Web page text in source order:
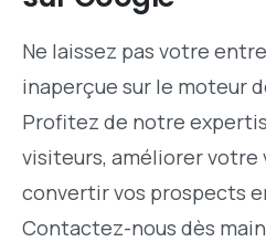
Ne laissez pas votre
inaperçue sur le moteur
Profitez de notre
visiteurs, améliorer
convertir vos prospects
Contactez-nous dès